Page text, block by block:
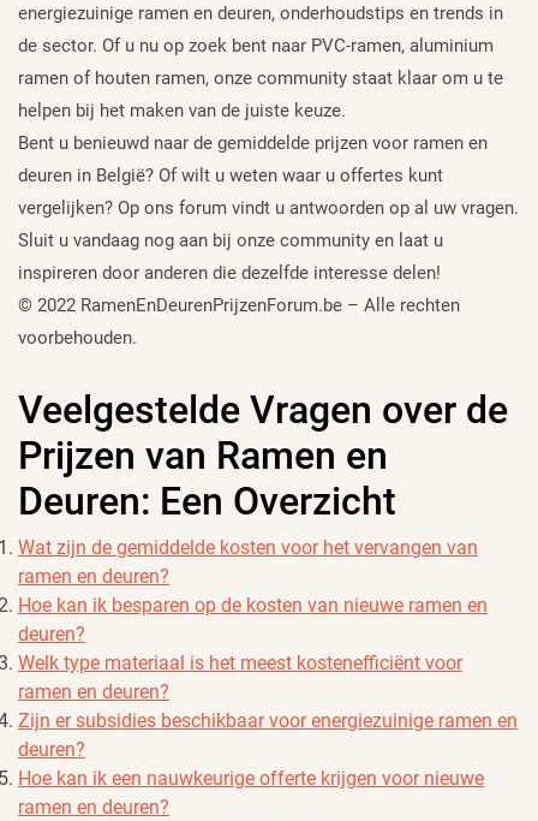
energiezuinige ramen en deuren, onderhoudstips en trends in
de sector. Of u nu op zoek bent naar PVC-ramen, aluminium
ramen of houten ramen, onze community staat klaar om u te
helpen bij het maken van de juiste keuze.
Bent u benieuwd naar de gemiddelde prijzen voor ramen en
deuren in België? Of wilt u weten waar u offertes kunt
vergelijken? Op ons forum vindt u antwoorden op al uw vragen.
Sluit u vandaag nog aan bij onze community en laat u
inspireren door anderen die dezelfde interesse delen!
© 2022 RamenEnDeurenPrijzenForum.be – Alle rechten
voorbehouden.
Veelgestelde Vragen over de
Prijzen van Ramen en
Deuren: Een Overzicht
Wat zijn de gemiddelde kosten voor het vervangen van
ramen en deuren?
Hoe kan ik besparen op de kosten van nieuwe ramen en
deuren?
Welk type materiaal is het meest kostenefficiënt voor
ramen en deuren?
Zijn er subsidies beschikbaar voor energiezuinige ramen en
deuren?
Hoe kan ik een nauwkeurige offerte krijgen voor nieuwe
ramen en deuren?